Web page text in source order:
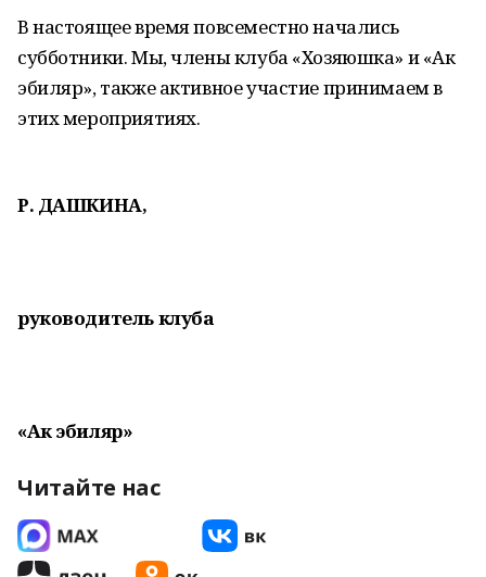
В настоящее время повсеместно начались
субботники. Мы, члены клуба «Хозяюшка» и «Ак
эбиляр», также активное участие принимаем в
этих мероприятиях.
Р. ДАШКИНА,
руководитель клуба
«Ак эбиляр»
Читайте нас